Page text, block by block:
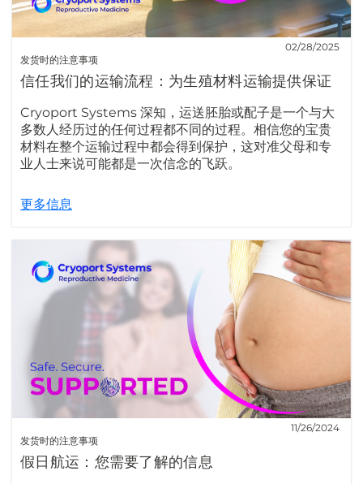
发货时的注意事项
02/28/2025
信任我们的运输流程：为生殖材料运输提供保证
Cryoport Systems 深知，运送胚胎或配子是一个与大
多数人经历过的任何过程都不同的过程。相信您的宝贵
材料在整个运输过程中都会得到保护，这对准父母和专
业人士来说可能都是一次信念的飞跃。
更多信息
发货时的注意事项
11/26/2024
假日航运：您需要了解的信息